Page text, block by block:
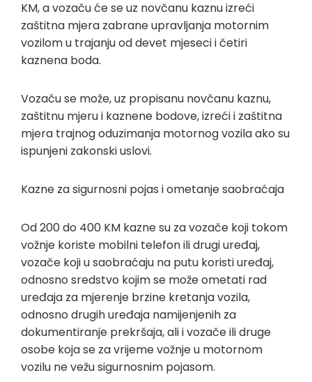
KM, a vozaču će se uz novčanu kaznu izreći
zaštitna mjera zabrane upravljanja motornim
vozilom u trajanju od devet mjeseci i četiri
kaznena boda.
Vozaču se može, uz propisanu novčanu kaznu,
zaštitnu mjeru i kaznene bodove, izreći i zaštitna
mjera trajnog oduzimanja motornog vozila ako su
ispunjeni zakonski uslovi.
Kazne za sigurnosni pojas i ometanje saobraćaja
Od 200 do 400 KM kazne su za vozače koji tokom
vožnje koriste mobilni telefon ili drugi uređaj,
vozače koji u saobraćaju na putu koristi uređaj,
odnosno sredstvo kojim se može ometati rad
uređaja za mjerenje brzine kretanja vozila,
odnosno drugih uređaja namijenjenih za
dokumentiranje prekršaja, ali i vozače ili druge
osobe koja se za vrijeme vožnje u motornom
vozilu ne vežu sigurnosnim pojasom.